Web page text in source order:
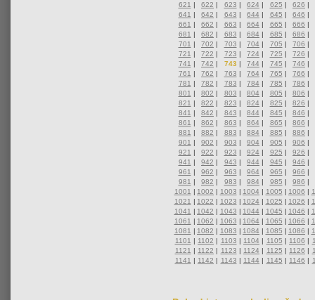
621 | 622 | 623 | 624 | 625 | 626 |
641 | 642 | 643 | 644 | 645 | 646 |
661 | 662 | 663 | 664 | 665 | 666 |
681 | 682 | 683 | 684 | 685 | 686 |
701 | 702 | 703 | 704 | 705 | 706 |
721 | 722 | 723 | 724 | 725 | 726 |
741 | 742 | 743 | 744 | 745 | 746 |
761 | 762 | 763 | 764 | 765 | 766 |
781 | 782 | 783 | 784 | 785 | 786 |
801 | 802 | 803 | 804 | 805 | 806 |
821 | 822 | 823 | 824 | 825 | 826 |
841 | 842 | 843 | 844 | 845 | 846 |
861 | 862 | 863 | 864 | 865 | 866 |
881 | 882 | 883 | 884 | 885 | 886 |
901 | 902 | 903 | 904 | 905 | 906 |
921 | 922 | 923 | 924 | 925 | 926 |
941 | 942 | 943 | 944 | 945 | 946 |
961 | 962 | 963 | 964 | 965 | 966 |
981 | 982 | 983 | 984 | 985 | 986 |
1001 | 1002 | 1003 | 1004 | 1005 | 1006 |
1021 | 1022 | 1023 | 1024 | 1025 | 1026 |
1041 | 1042 | 1043 | 1044 | 1045 | 1046 |
1061 | 1062 | 1063 | 1064 | 1065 | 1066 |
1081 | 1082 | 1083 | 1084 | 1085 | 1086 |
1101 | 1102 | 1103 | 1104 | 1105 | 1106 |
1121 | 1122 | 1123 | 1124 | 1125 | 1126 |
1141 | 1142 | 1143 | 1144 | 1145 | 1146 |